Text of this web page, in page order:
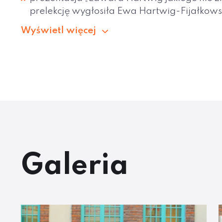
prelekcję wygłosiła Ewa Hartwig-
Wyświetl więcej
Galeria